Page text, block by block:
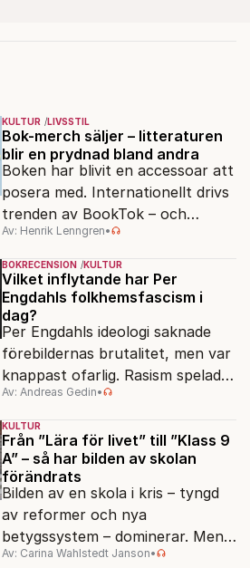
KULTUR LIVSSTIL
Bok-merch säljer – litteraturen
blir en prydnad bland andra
Boken har blivit en accessoar att
posera med. Internationellt drivs
trenden av BookTok – och
förlagen följer efter.
Av: Henrik Lenngren•
BOKRECENSION KULTUR
Vilket inflytande har Per
Engdahls folkhemsfascism i
dag?
Per Engdahls ideologi saknade
förebildernas brutalitet, men var
knappast ofarlig. Rasism spelades
ned i förmån för "kultur". Känns
det igen?
Av: Andreas Gedin•
KULTUR
Från ”Lära för livet” till ”Klass 9
A” – så har bilden av skolan
förändrats
Bilden av en skola i kris – tyngd
av reformer och nya
betygssystem – dominerar. Men
vem äger berättelsen om skolan?
Av: Carina Wahlstedt Janson•